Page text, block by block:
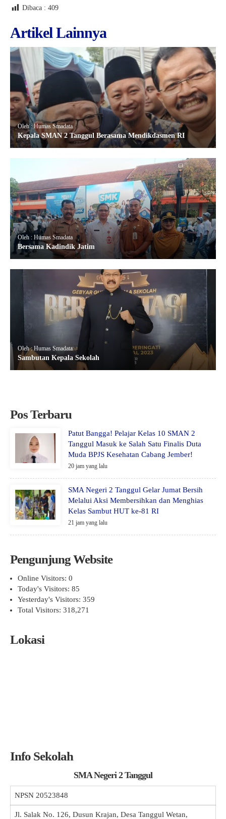
Dibaca : 409
Artikel Lainnya
Oleh : Humas Smadata
Kepala SMAN 2 Tanggul Berasama Mendikdasmen RI
Oleh : Humas Smadata
Bersama Kadindik Jatim
Oleh : Humas Smadata
Sambutan Kepala Sekolah
Pos Terbaru
Patut Bangga! Pelajar Kelas 10 SMAN 2
Tanggul Masuk ke Salah Satu Finalis Duta
Muda BPJS Kesehatan Cabang Jember!
20 jam yang lalu
SMA Negeri 2 Tanggul Gelar Jumat Bersih
Melalui Aksi Membersihkan dan Menghias
Kelas Sambut HUT ke-81 RI
21 jam yang lalu
Pengunjung Website
Online Visitors: 0
Today's Visitors: 85
Yesterday's Visitors: 359
Total Visitors: 318,271
Lokasi
Info Sekolah
SMA Negeri 2 Tanggul
NPSN 20523848
Jl. Salak No. 126, Dusun Krajan, Desa Tanggul Wetan,